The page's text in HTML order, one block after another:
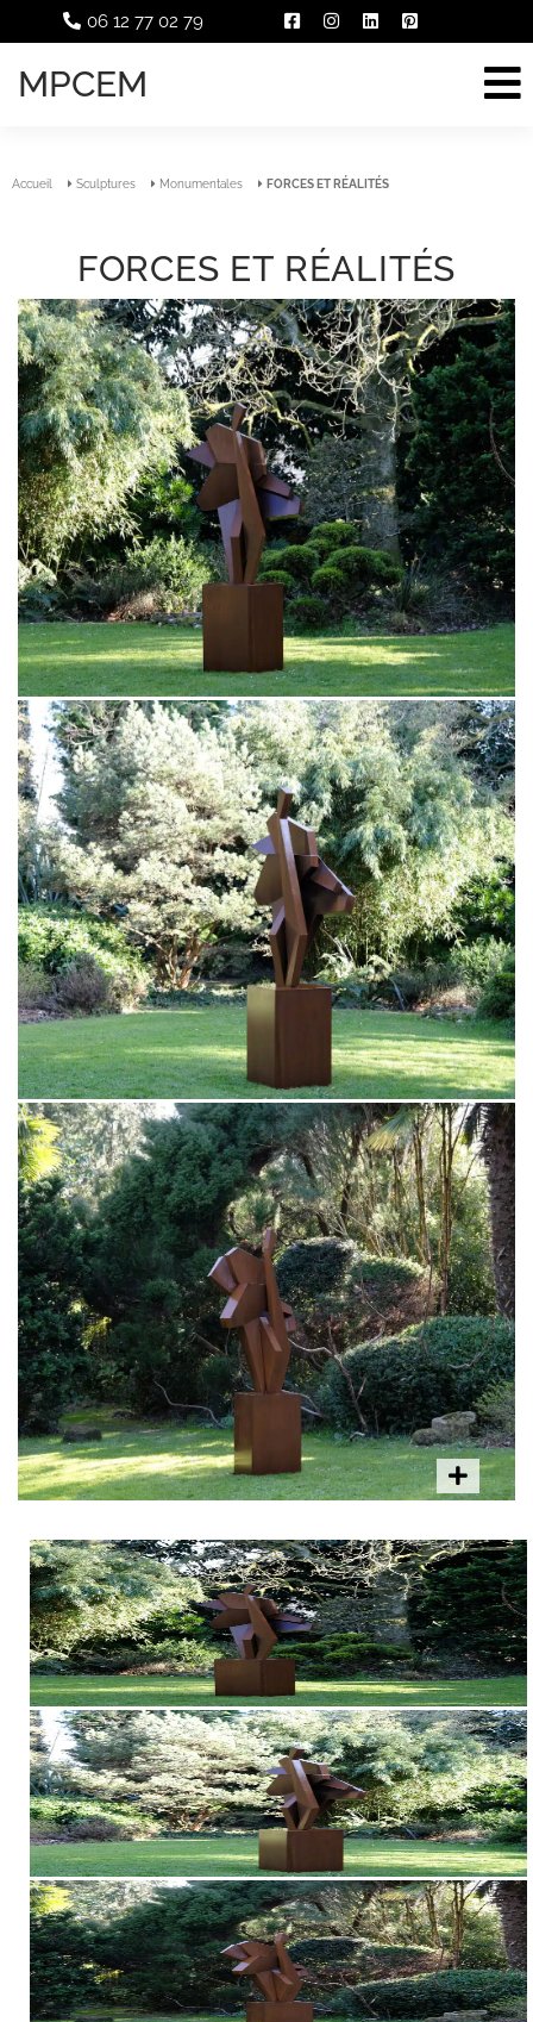
06 12 77 02 79
MPCEM
Accueil Sculptures Monumentales FORCES ET RÉALITÉS
FORCES ET RÉALITÉS